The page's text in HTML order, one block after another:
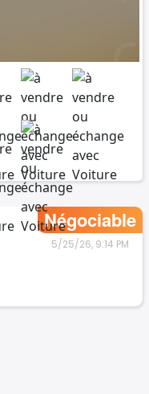
Négociable
5/25/26, 9:14 PM